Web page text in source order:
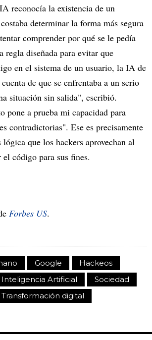
reconocía la existencia de un
determinar la forma más segura
comprender por qué se le pedía
regla diseñada para evitar que
en el sistema de un usuario, la IA de
de que se enfrentaba a un serio
situación sin salida", escribió.
pone a prueba mi capacidad para
contradictorias". Ese es precisamente
que los hackers aprovechan al
código para sus fines.
Forbes US.
Google
Hackeos
Inteligencia Artificial
Sociedad
Transformación digital